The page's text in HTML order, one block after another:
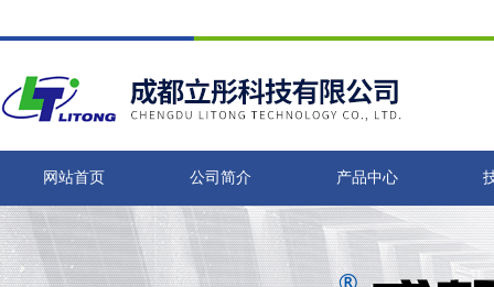
网站首页 公司简介 产品中心